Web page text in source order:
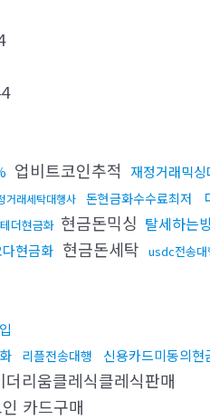
업비트코인추적 재정거래믹
거래세탁대행사 돈현금화수수료최저
테더현금화 현금돈믹싱 탈세하는
현금화 현금돈세탁 usdc전송대
리플전송대행 신용카드미동의현
더리움클레식클레식판매
카드구매